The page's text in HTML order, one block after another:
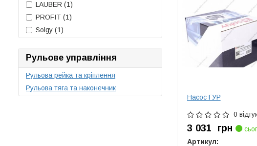
LAUBER (1)
PROFIT (1)
Solgy (1)
Рульове управління
Рульова рейка та кріплення
Рульова тяга та наконечник
Насос ГУР
0
3 031 грн
Артикул: